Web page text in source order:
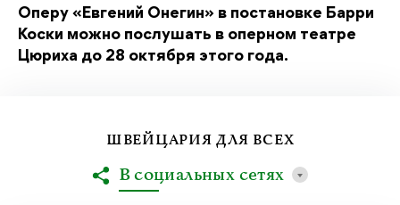
Оперу «Евгений Онегин» в постановке Барри
Коски можно послушать в оперном театре
Цюриха до 28 октября этого года.
ШВЕЙЦАРИЯ ДЛЯ ВСЕХ
В социальных сетях